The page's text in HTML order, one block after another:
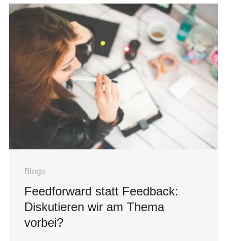
Blogs
Feedforward statt Feedback:
Diskutieren wir am Thema
vorbei?